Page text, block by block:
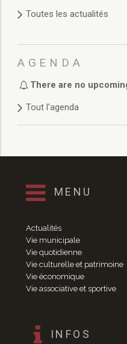
Délibérations
Délibérations
Délibérations
Délibérations
Délibérations
Délibérations
Délibérations
Délibérations
Délibérations
Délibérations
Délibérations
Délibérations
Agenda réunions
Marchés publics
Vie quotidienne
Toutes les actualités
AGENDA
There are no
Tout l'agenda
MENU
Actualités
Vie municipale
Vie quotidienne
Vie culturelle et patrimoine
Vie économique
Vie associative et sportive
INFOS